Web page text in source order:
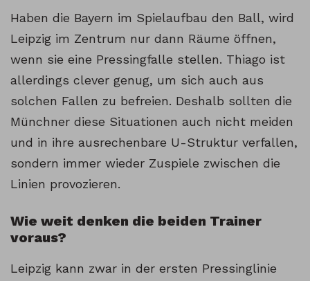
Haben die Bayern im Spielaufbau den Ball, wird
Leipzig im Zentrum nur dann Räume öffnen,
wenn sie eine Pressingfalle stellen. Thiago ist
allerdings clever genug, um sich auch aus
solchen Fallen zu befreien. Deshalb sollten die
Münchner diese Situationen auch nicht meiden
und in ihre ausrechenbare U-Struktur verfallen,
sondern immer wieder Zuspiele zwischen die
Linien provozieren.
Wie weit denken die beiden Trainer
voraus?
Leipzig kann zwar in der ersten Pressinglinie